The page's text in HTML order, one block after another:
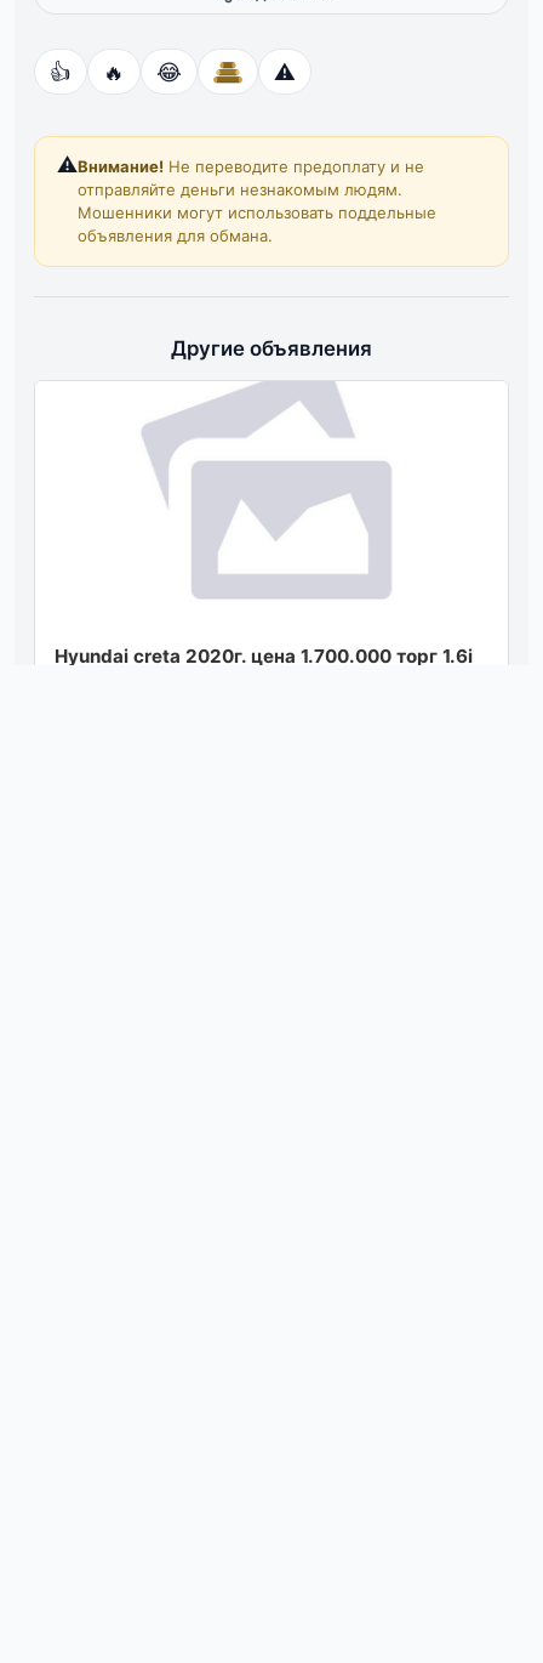
👍 🔥 😂 ⚠️
⚠️Внимание! Не переводите предоплату и не
отправляйте деньги незнакомым людям.
Мошенники могут использовать поддельные
объявления для обмана.
Другие объявления
Hyundai creta 2020г. цена 1.700.000 торг 1.6i